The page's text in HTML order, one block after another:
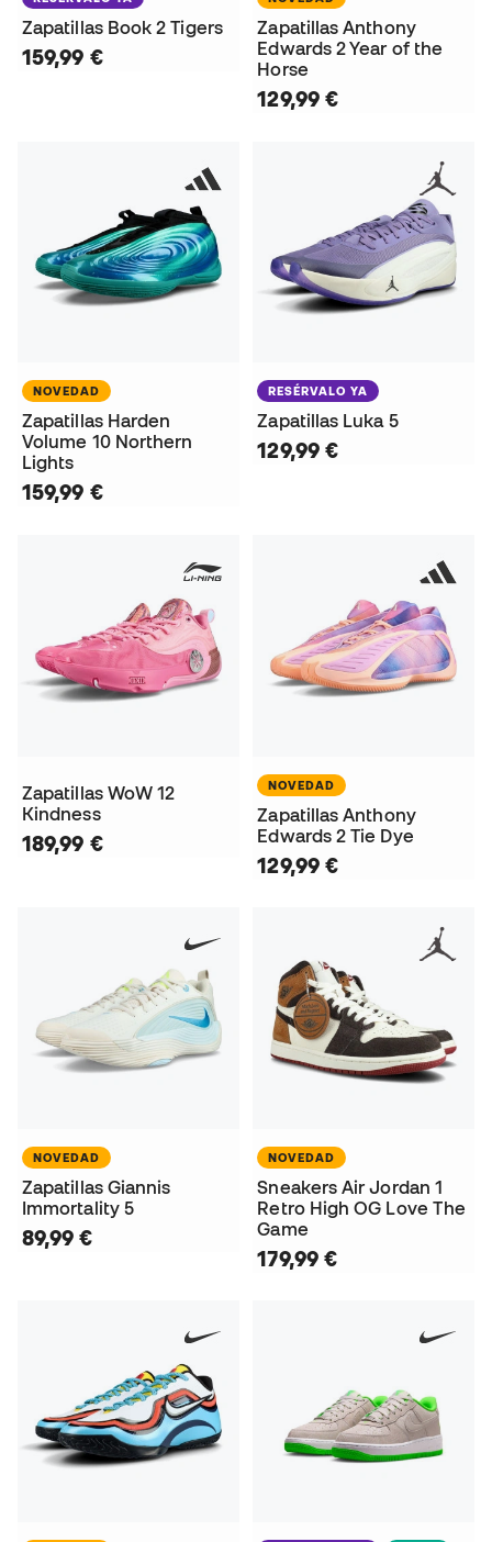
Zapatillas Book 2 Tigers
159,99 €
Zapatillas Anthony
Edwards 2 Year of the
Horse
129,99 €
NOVEDAD
Zapatillas Harden
Volume 10 Northern
Lights
159,99 €
RESÉRVALO YA
Zapatillas Luka 5
129,99 €
Zapatillas WoW 12
Kindness
189,99 €
NOVEDAD
Zapatillas Anthony
Edwards 2 Tie Dye
129,99 €
NOVEDAD
Zapatillas Giannis
Immortality 5
89,99 €
NOVEDAD
Sneakers Air Jordan 1
Retro High OG Love The
Game
179,99 €